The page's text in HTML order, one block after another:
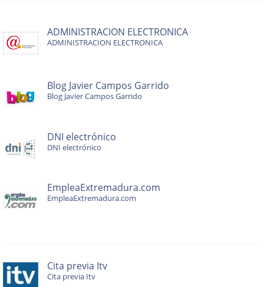
ADMINISTRACION ELECTRONICA
ADMINISTRACION ELECTRONICA
Blog Javier Campos Garrido
Blog Javier Campos Garrido
DNI electrónico
DNI electrónico
EmpleaExtremadura.com
EmpleaExtremadura.com
Cita previa Itv
Cita previa Itv